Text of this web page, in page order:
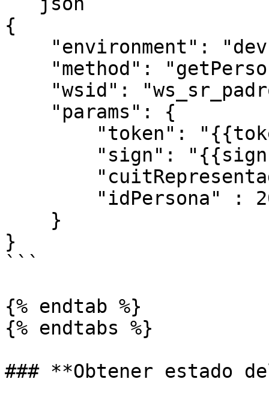
{
}
```
{% endtab %}
{% endtabs %}
### **Obtener estado